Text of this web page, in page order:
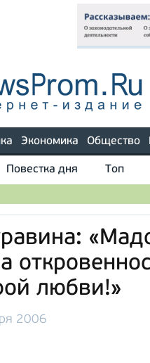
Экономика Общество
Повестка дня Топ
любви!»
2006